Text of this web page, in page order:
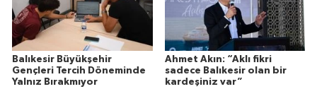
Balıkesir Büyükşehir
Gençleri Tercih Döneminde
Yalnız Bırakmıyor
Ahmet Akın: “Aklı fikri
sadece Balıkesir olan bir
kardeşiniz var”